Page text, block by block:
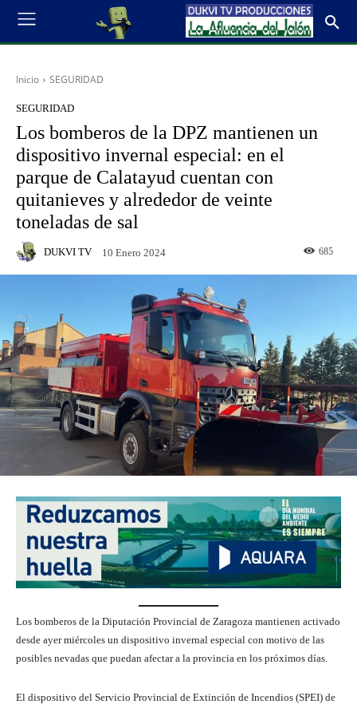
Inicio SEGURIDAD
SEGURIDAD
Los bomberos de la DPZ mantienen un
dispositivo invernal especial: en el
parque de Calatayud cuentan con
quitanieves y alrededor de veinte
toneladas de sal
DUKVI TV 10 Enero 2024 685
Los bomberos de la Diputación Provincial de Zaragoza mantienen activado
desde ayer miércoles un dispositivo invernal especial con motivo de las
posibles nevadas que puedan afectar a la provincia en los próximos días.
El dispositivo del Servicio Provincial de Extinción de Incendios (SPEI) de